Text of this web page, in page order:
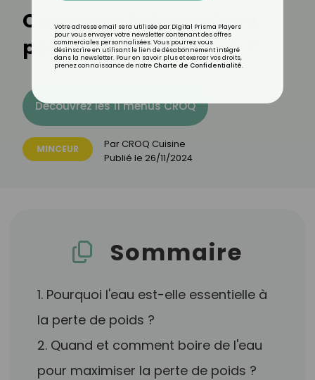
Comment boire de l'eau
pour vraiment maigrir ?
Découvrez les 11 menus CROQ
MINCEUR Par CROQ Cuisine
Publié le 26/11/2024
Sommaire
1. Pourquoi l'eau est-elle essentielle à
la perte de poids ?
2. Quand et comment boire de l'eau
pour maximiser la perte de poids ?
Votre adresse email sera utilisée par Digital Prisma Players
pour vous envoyer votre newsletter contenant des offres
commerciales personnalisées. Vous pourrez vous
désinscrire en utilisant le lien de désabonnement intégré
dans la newsletter. Pour en savoir plus et exercer vos droits,
prenez connaissance de notre Charte de Confidentialité.